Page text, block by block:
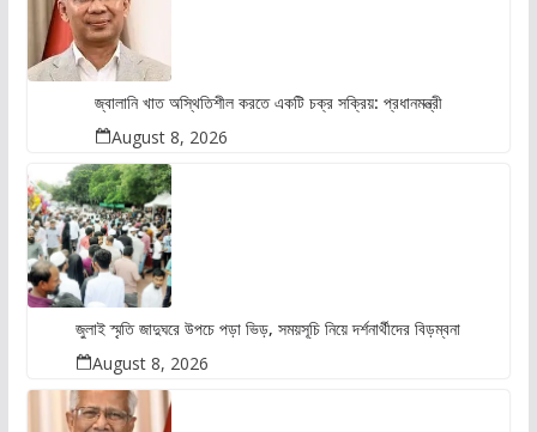
জ্বালানি খাত অস্থিতিশীল করতে একটি চক্র সক্রিয়: প্রধানমন্ত্রী
August 8, 2026
জুলাই স্মৃতি জাদুঘরে উপচে পড়া ভিড়, সময়সূচি নিয়ে দর্শনার্থীদের বিড়ম্বনা
August 8, 2026